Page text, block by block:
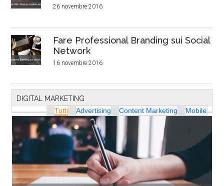
26 novembre 2016
Fare Professional Branding sui Social
Network
16 novembre 2016
DIGITAL MARKETING
Tutti
Advertising Content Marketing Mobile